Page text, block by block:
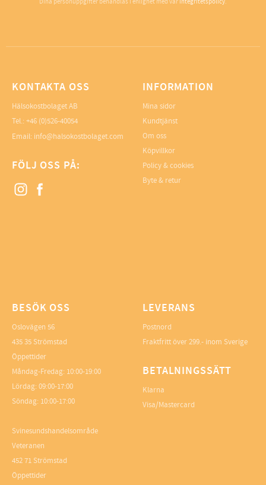
KONTAKTA OSS
Hälsokostbolaget AB
Tel.: +46 (0)526-40054
Email: info@halsokostbolaget.com
FÖLJ OSS PÅ:
INFORMATION
Mina sidor
Kundtjänst
Om oss
Köpvillkor
Policy & cookies
Byte & retur
BESÖK OSS
Oslovägen 56
435 35 Strömstad
Öppettider
Måndag-Fredag: 10:00-19:00
Lördag: 09:00-17:00
Söndag: 10:00-17:00
Svinesundshandelsområde
Veteranen
452 71 Strömstad
Öppettider
LEVERANS
Postnord
Fraktfritt över 299.- inom Sverige
BETALNINGSSÄTT
Klarna
Visa/Mastercard